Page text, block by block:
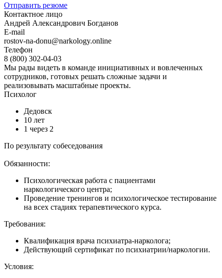
Отправить резюме
Контактное лицо
Андрей Александрович Богданов
E-mail
rostov-na-donu@narkology.online
Телефон
8 (800) 302-04-03
Мы рады видеть в команде инициативных и вовлеченных
сотрудников, готовых решать сложные задачи и
реализовывать масштабные проекты.
Психолог
Дедовск
10 лет
1 через 2
По результату собеседования
Обязанности:
Психологическая работа с пациентами
наркологического центра;
Проведение тренингов и психологическое тестирование
на всех стадиях терапевтического курса.
Требования:
Квалификация врача психиатра-нарколога;
Действующий сертификат по психиатрии/наркологии.
Условия: